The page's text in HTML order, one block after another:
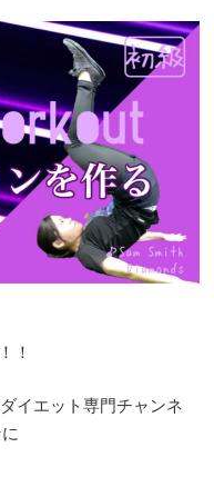
！
イエット専門チャンネ